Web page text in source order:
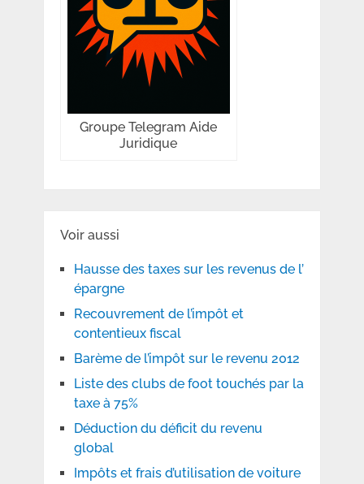
Groupe Telegram Aide
Juridique
Voir aussi
Hausse des taxes sur les revenus de l’
épargne
Recouvrement de l’impôt et
contentieux fiscal
Barème de l’impôt sur le revenu 2012
Liste des clubs de foot touchés par la
taxe à 75%
Déduction du déficit du revenu
global
Impôts et frais d’utilisation de voiture